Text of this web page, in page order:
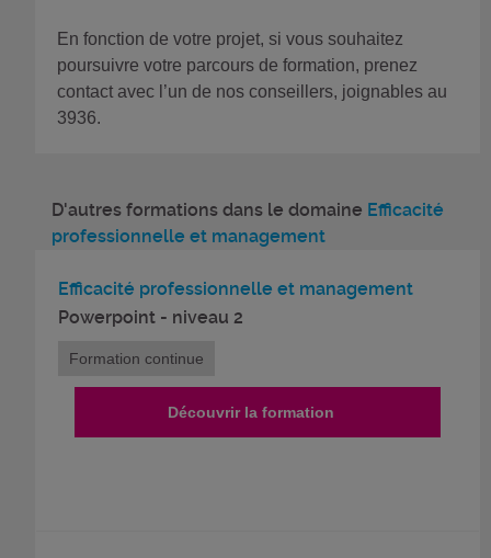
En fonction de votre projet, si vous souhaitez
poursuivre votre parcours de formation, prenez
contact avec l’un de nos conseillers, joignables au
3936.
D'autres formations dans le domaine Efficacité
professionnelle et management
Efficacité professionnelle et management
Powerpoint - niveau 2
Formation continue
Découvrir la formation